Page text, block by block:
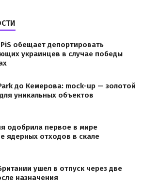
обещает депортировать
украинцев в случае победы
до Кемерова: mock-up — золотой
уникальных объектов
одобрила первое в мире
ядерных отходов в скале
ушел в отпуск через две
назначения